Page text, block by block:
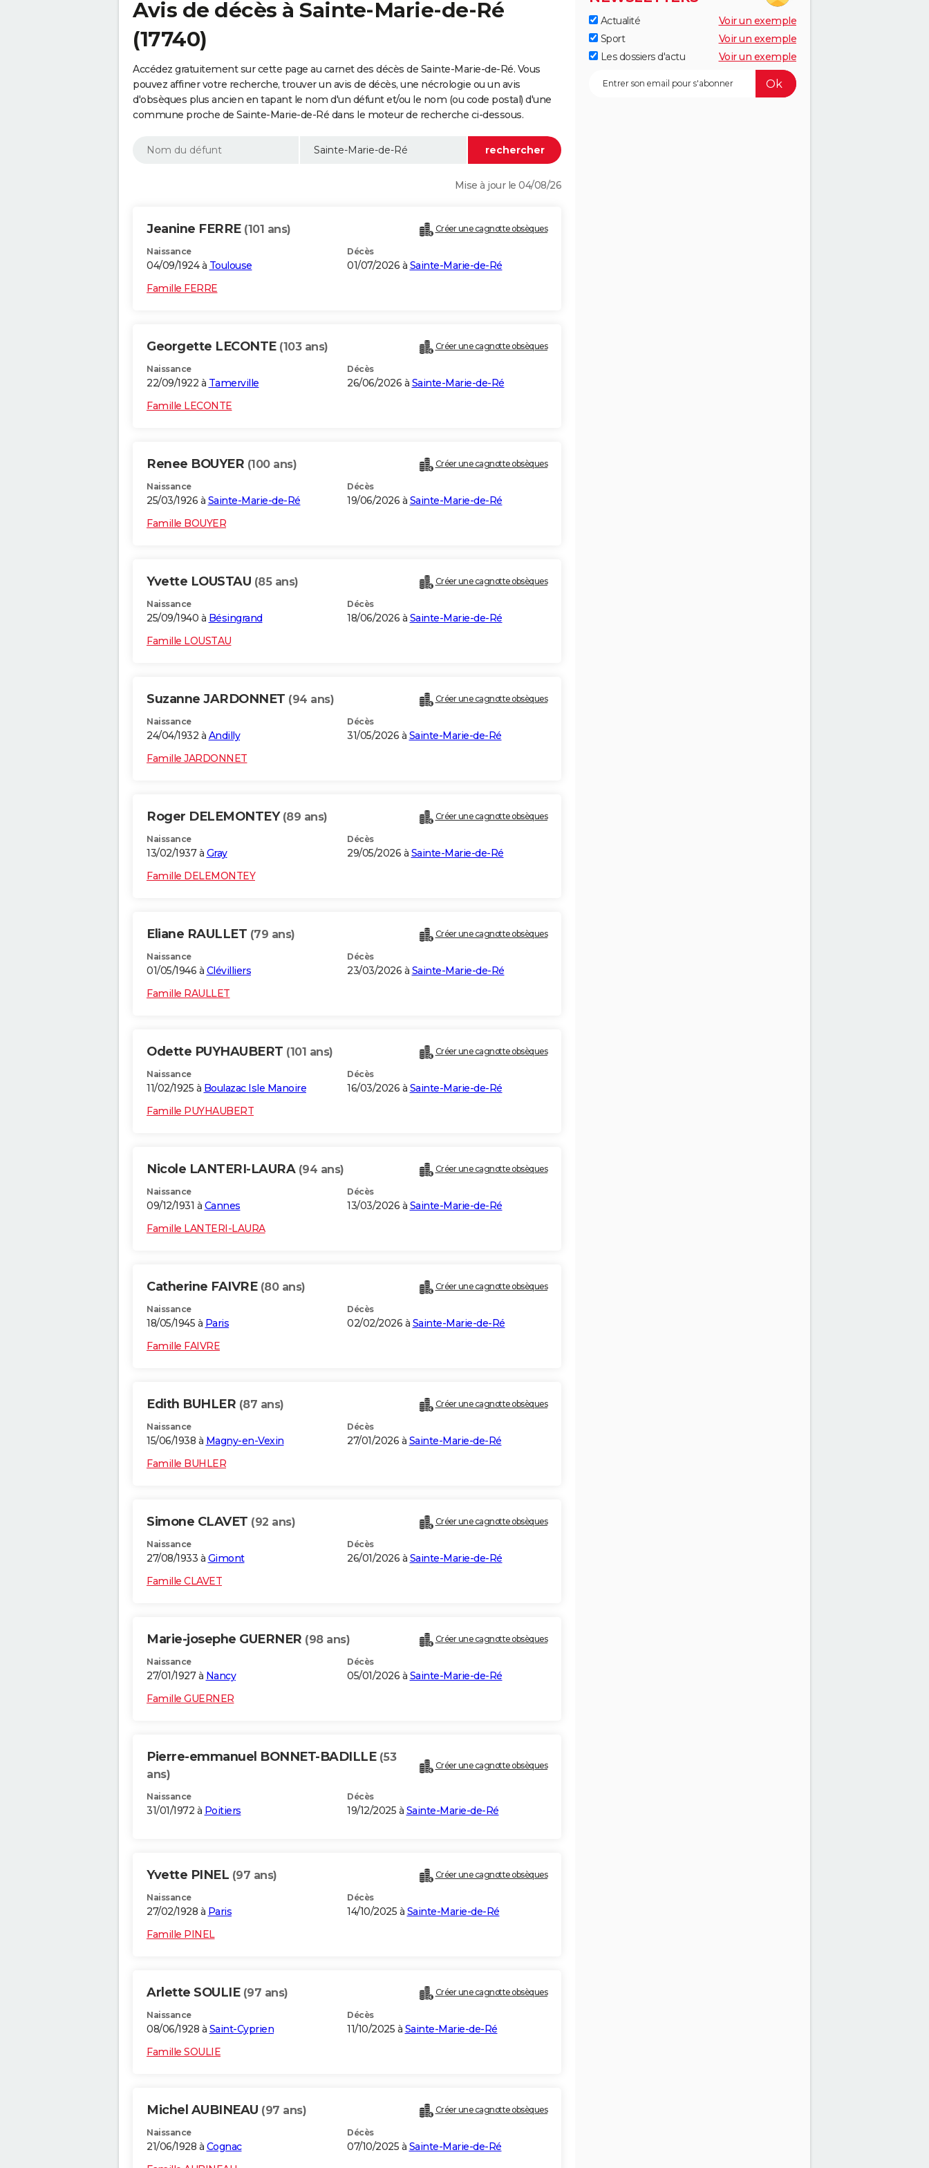
Avis de décès à Sainte-Marie-de-Ré
(17740)
Accédez gratuitement sur cette page au carnet des décès de Sainte-Marie-de-Ré. Vous
pouvez affiner votre recherche, trouver un avis de décès, une nécrologie ou un avis
d'obsèques plus ancien en tapant le nom d'un défunt et/ou le nom (ou code postal) d'une
commune proche de Sainte-Marie-de-Ré dans le moteur de recherche ci-dessous.
Mise à jour le 04/08/26
Jeanine FERRE (101 ans) Créer une cagnotte obsèques
Naissance
04/09/1924 à Toulouse
Décès
01/07/2026 à Sainte-Marie-de-Ré
Famille FERRE
Georgette LECONTE (103 ans) Créer une cagnotte obsèques
Naissance
22/09/1922 à Tamerville
Décès
26/06/2026 à Sainte-Marie-de-Ré
Famille LECONTE
Renee BOUYER (100 ans) Créer une cagnotte obsèques
Naissance
25/03/1926 à Sainte-Marie-de-Ré
Décès
19/06/2026 à Sainte-Marie-de-Ré
Famille BOUYER
Yvette LOUSTAU (85 ans) Créer une cagnotte obsèques
Naissance
25/09/1940 à Bésingrand
Décès
18/06/2026 à Sainte-Marie-de-Ré
Famille LOUSTAU
Suzanne JARDONNET (94 ans) Créer une cagnotte obsèques
Naissance
24/04/1932 à Andilly
Décès
31/05/2026 à Sainte-Marie-de-Ré
Famille JARDONNET
Roger DELEMONTEY (89 ans) Créer une cagnotte obsèques
Naissance
13/02/1937 à Gray
Décès
29/05/2026 à Sainte-Marie-de-Ré
Famille DELEMONTEY
Eliane RAULLET (79 ans) Créer une cagnotte obsèques
Naissance
01/05/1946 à Clévilliers
Décès
23/03/2026 à Sainte-Marie-de-Ré
Famille RAULLET
Odette PUYHAUBERT (101 ans) Créer une cagnotte obsèques
Naissance
11/02/1925 à Boulazac Isle Manoire
Décès
16/03/2026 à Sainte-Marie-de-Ré
Famille PUYHAUBERT
Nicole LANTERI-LAURA (94 ans) Créer une cagnotte obsèques
Naissance
09/12/1931 à Cannes
Décès
13/03/2026 à Sainte-Marie-de-Ré
Famille LANTERI-LAURA
Catherine FAIVRE (80 ans) Créer une cagnotte obsèques
Naissance
18/05/1945 à Paris
Décès
02/02/2026 à Sainte-Marie-de-Ré
Famille FAIVRE
Edith BUHLER (87 ans) Créer une cagnotte obsèques
Naissance
15/06/1938 à Magny-en-Vexin
Décès
27/01/2026 à Sainte-Marie-de-Ré
Famille BUHLER
Simone CLAVET (92 ans) Créer une cagnotte obsèques
Naissance
27/08/1933 à Gimont
Décès
26/01/2026 à Sainte-Marie-de-Ré
Famille CLAVET
Marie-josephe GUERNER (98 ans) Créer une cagnotte obsèques
Naissance
27/01/1927 à Nancy
Décès
05/01/2026 à Sainte-Marie-de-Ré
Famille GUERNER
Pierre-emmanuel BONNET-BADILLE (53
ans)
Créer une cagnotte obsèques
Naissance
31/01/1972 à Poitiers
Décès
19/12/2025 à Sainte-Marie-de-Ré
Yvette PINEL (97 ans) Créer une cagnotte obsèques
Naissance
27/02/1928 à Paris
Décès
14/10/2025 à Sainte-Marie-de-Ré
Famille PINEL
Arlette SOULIE (97 ans) Créer une cagnotte obsèques
Naissance
08/06/1928 à Saint-Cyprien
Décès
11/10/2025 à Sainte-Marie-de-Ré
Famille SOULIE
Michel AUBINEAU (97 ans) Créer une cagnotte obsèques
Naissance
21/06/1928 à Cognac
Décès
07/10/2025 à Sainte-Marie-de-Ré
Actualité
Voir un exemple
Sport
Voir un exemple
Les dossiers d'actu
Voir un exemple